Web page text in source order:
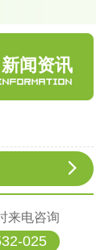
新闻资讯
来电咨询
025